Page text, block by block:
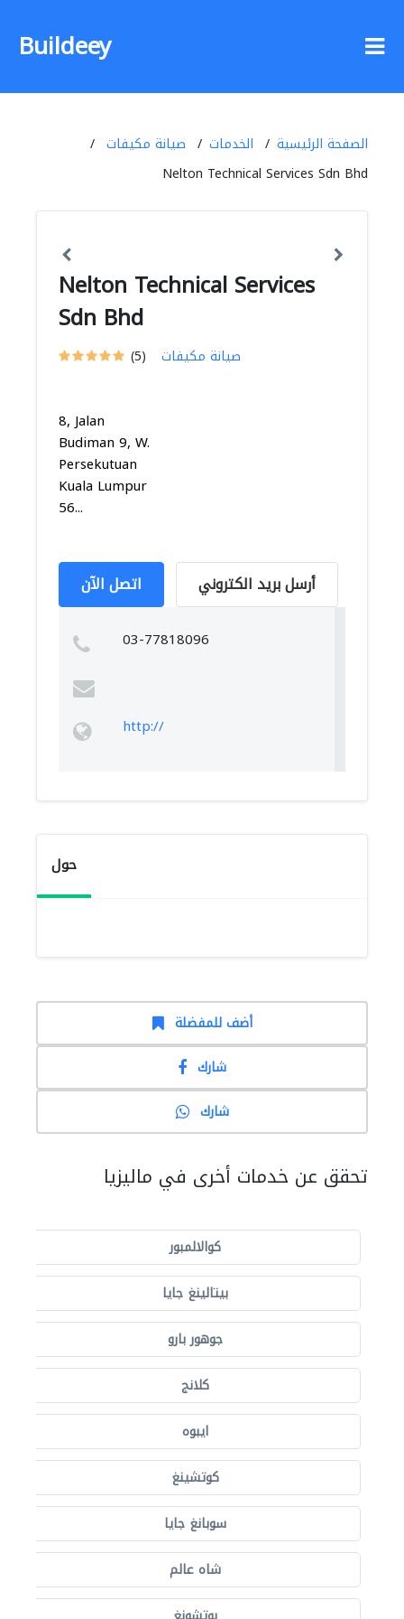
Buildeey
الصفحة الرئيسية الخدمات
صيانة مكيفات
Nelton Technical Services Sdn Bhd
Nelton Technical Services
Sdn Bhd
(5) صيانة مكيفات
8, Jalan
Budiman 9, W.
Persekutuan
Kuala Lumpur
56...
اتصل الآن أرسل بريد الكتروني
03-77818096
http://
حول
أضف للمفضلة
شارك
شارك
تحقق عن خدمات أخرى في ماليزيا
كوالالمبور
بيتالينغ جايا
جوهور بارو
كلانج
ايبوه
كوتشينغ
سوبانغ جايا
شاه عالم